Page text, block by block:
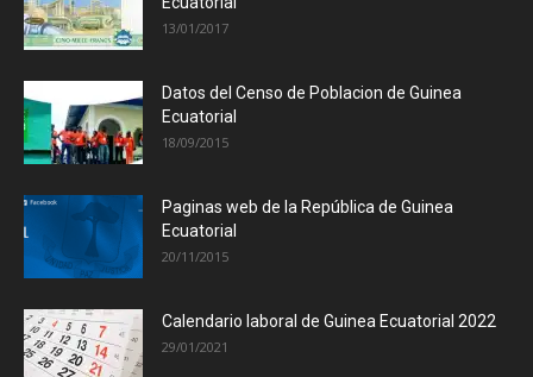
13/01/2017
Datos del Censo de Poblacion de Guinea
Ecuatorial
18/09/2015
Paginas web de la República de Guinea
Ecuatorial
20/11/2015
Calendario laboral de Guinea Ecuatorial 2022
29/01/2021